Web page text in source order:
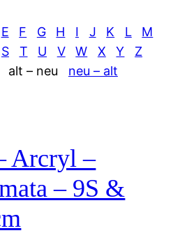
E F G H I J K L
M
S T U V W X Y
Z
alt – neu neu – alt
Arcryl –
– 9S &